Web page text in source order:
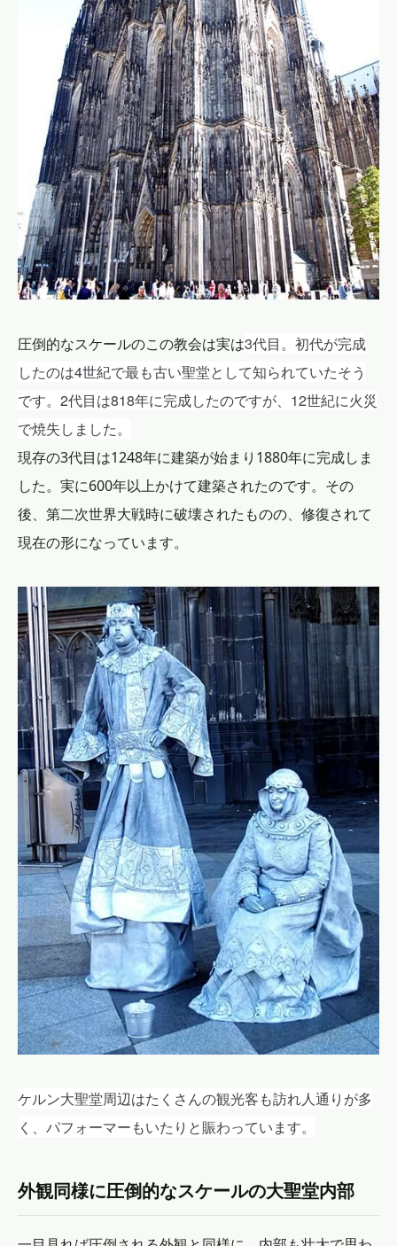
圧倒的なスケールのこの教会は実は3代目。 初代が完成
したのは4世紀で最も古い聖堂として知られていたそう
です。2代目は818年に完成したのですが、12世紀に火災
で焼失しました。
現存の3代目は1248年に建築が始まり1880年に完成しま
した。実に600年以上かけて建築されたのです。その
後、第二次世界大戦時に破壊されたものの、修復されて
現在の形になっています。
ケルン大聖堂周辺はたくさんの観光客も訪れ人通りが多
く、パフォーマーもいたりと賑わっています。
外観同様に圧倒的なスケールの大聖堂内部